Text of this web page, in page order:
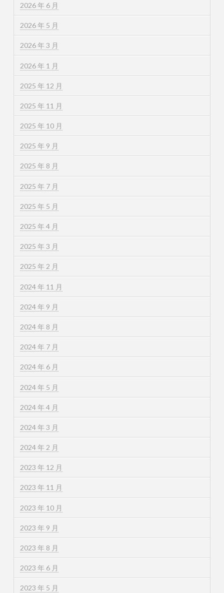
2026 年 6 月
2026 年 5 月
2026 年 3 月
2026 年 1 月
2025 年 12 月
2025 年 11 月
2025 年 10 月
2025 年 9 月
2025 年 8 月
2025 年 7 月
2025 年 5 月
2025 年 4 月
2025 年 3 月
2025 年 2 月
2024 年 11 月
2024 年 9 月
2024 年 8 月
2024 年 7 月
2024 年 6 月
2024 年 5 月
2024 年 4 月
2024 年 3 月
2024 年 2 月
2023 年 12 月
2023 年 11 月
2023 年 10 月
2023 年 9 月
2023 年 8 月
2023 年 6 月
2023 年 5 月